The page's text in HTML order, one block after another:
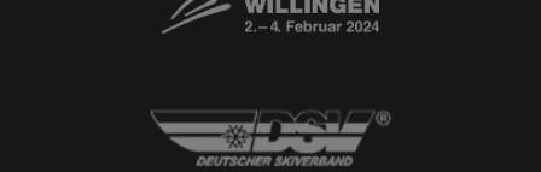
Ski-Club Willingen e.V.